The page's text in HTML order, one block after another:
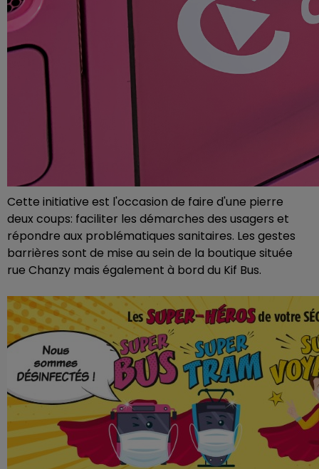
Cette initiative est l'occasion de faire d'une pierre
deux coups: faciliter les démarches des usagers et
répondre aux problématiques sanitaires. Les gestes
barrières sont de mise au sein de la boutique située
rue Chanzy mais également à bord du Kif Bus.